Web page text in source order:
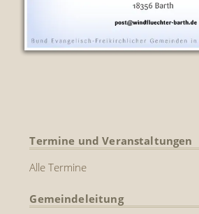
Termine und Veranstaltungen
Alle Termine
Gemeindeleitung